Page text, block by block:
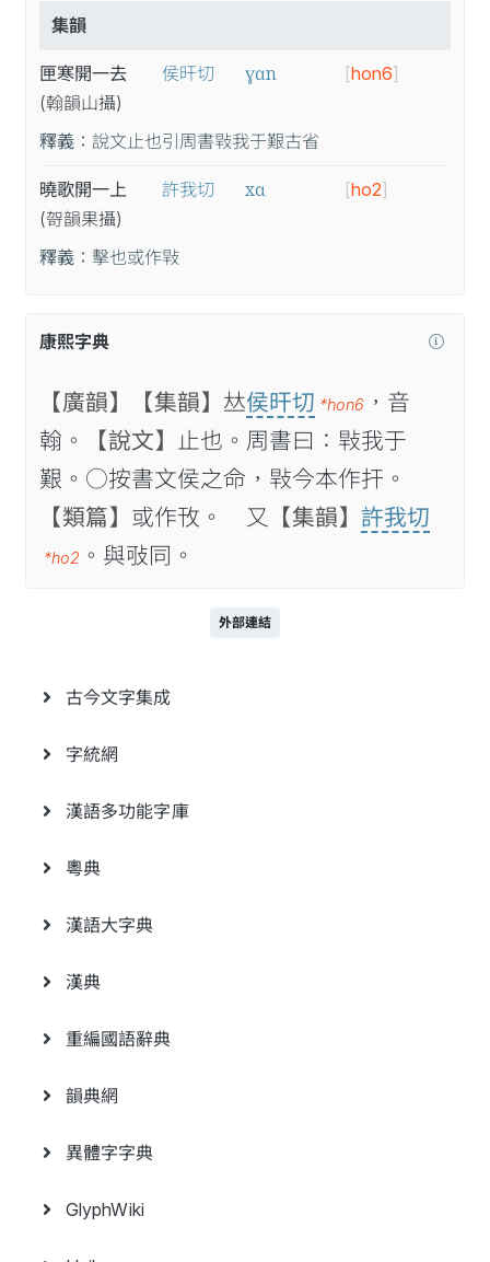
集韻
匣寒開一去
(翰韻山攝)
侯旰切 ɣɑn [hon6]
釋義： 說文止也引周書㪋我于艱古省
曉歌開一上
(哿韻果攝)
許我切 xɑ [ho2]
釋義： 擊也或作㪋
康熙字典
【廣韻】 【集韻】 𠀤侯旰切 *hon6 ，音
翰。
【說文】 止也。周書曰：㪋我于
艱。○按書文侯之命，㪋今本作扞。
【類篇】 或作攼。 又 【集韻】 許我切
*ho2 。與㪃同。
外部連結
古今文字集成
字統網
漢語多功能字庫
粵典
漢語大字典
漢典
重編國語辭典
韻典網
異體字字典
GlyphWiki